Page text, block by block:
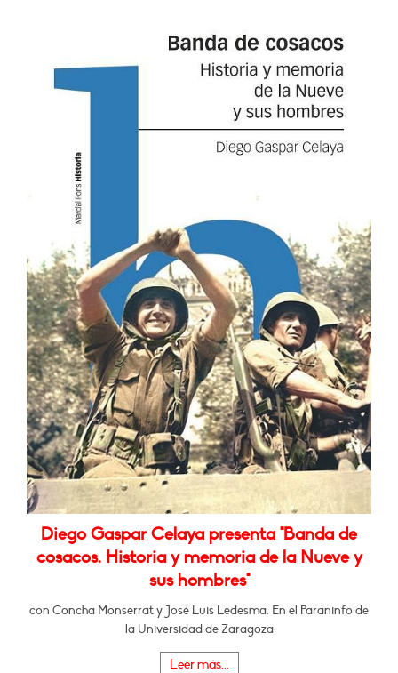
Diego Gaspar Celaya presenta "Banda de
cosacos. Historia y memoria de la Nueve y
sus hombres"
con Concha Monserrat y José Luis Ledesma. En el Paraninfo de
la Universidad de Zaragoza
Leer más...